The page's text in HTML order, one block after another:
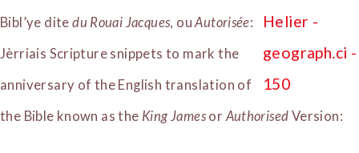
Bibl’ye ditedu Rouai Jacques, ouAutorisée:
Jèrriais Scripture snippets to mark the
anniversary of the English translation of
the Bible known as the King Jamesor Authorised Version: